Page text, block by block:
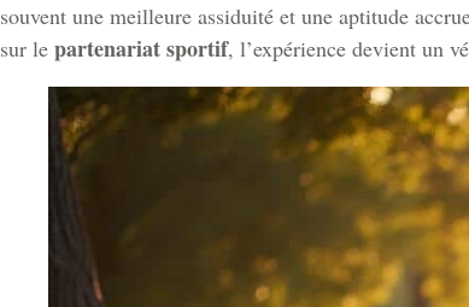
souvent une meilleure assiduité et une aptitude
sur le partenariat sportif, l’expérience devient un